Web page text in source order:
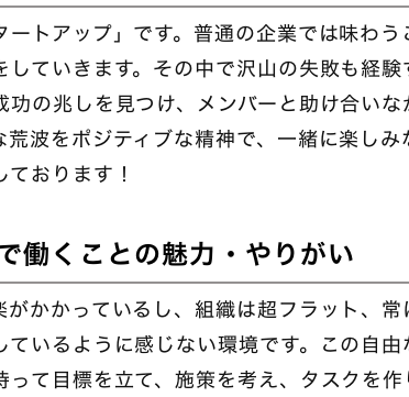
ートアップ」です。普通の企業では味わ
していきます。その中で沢山の失敗も経
功の兆しを見つけ、メンバーと助け合いな
荒波をポジティブな精神で、一緒に楽し
おります！
くことの魅力・やりがい
がかかっているし、組織は超フラット、
いるように感じない環境です。この自
って目標を立て、施策を考え、タスクを